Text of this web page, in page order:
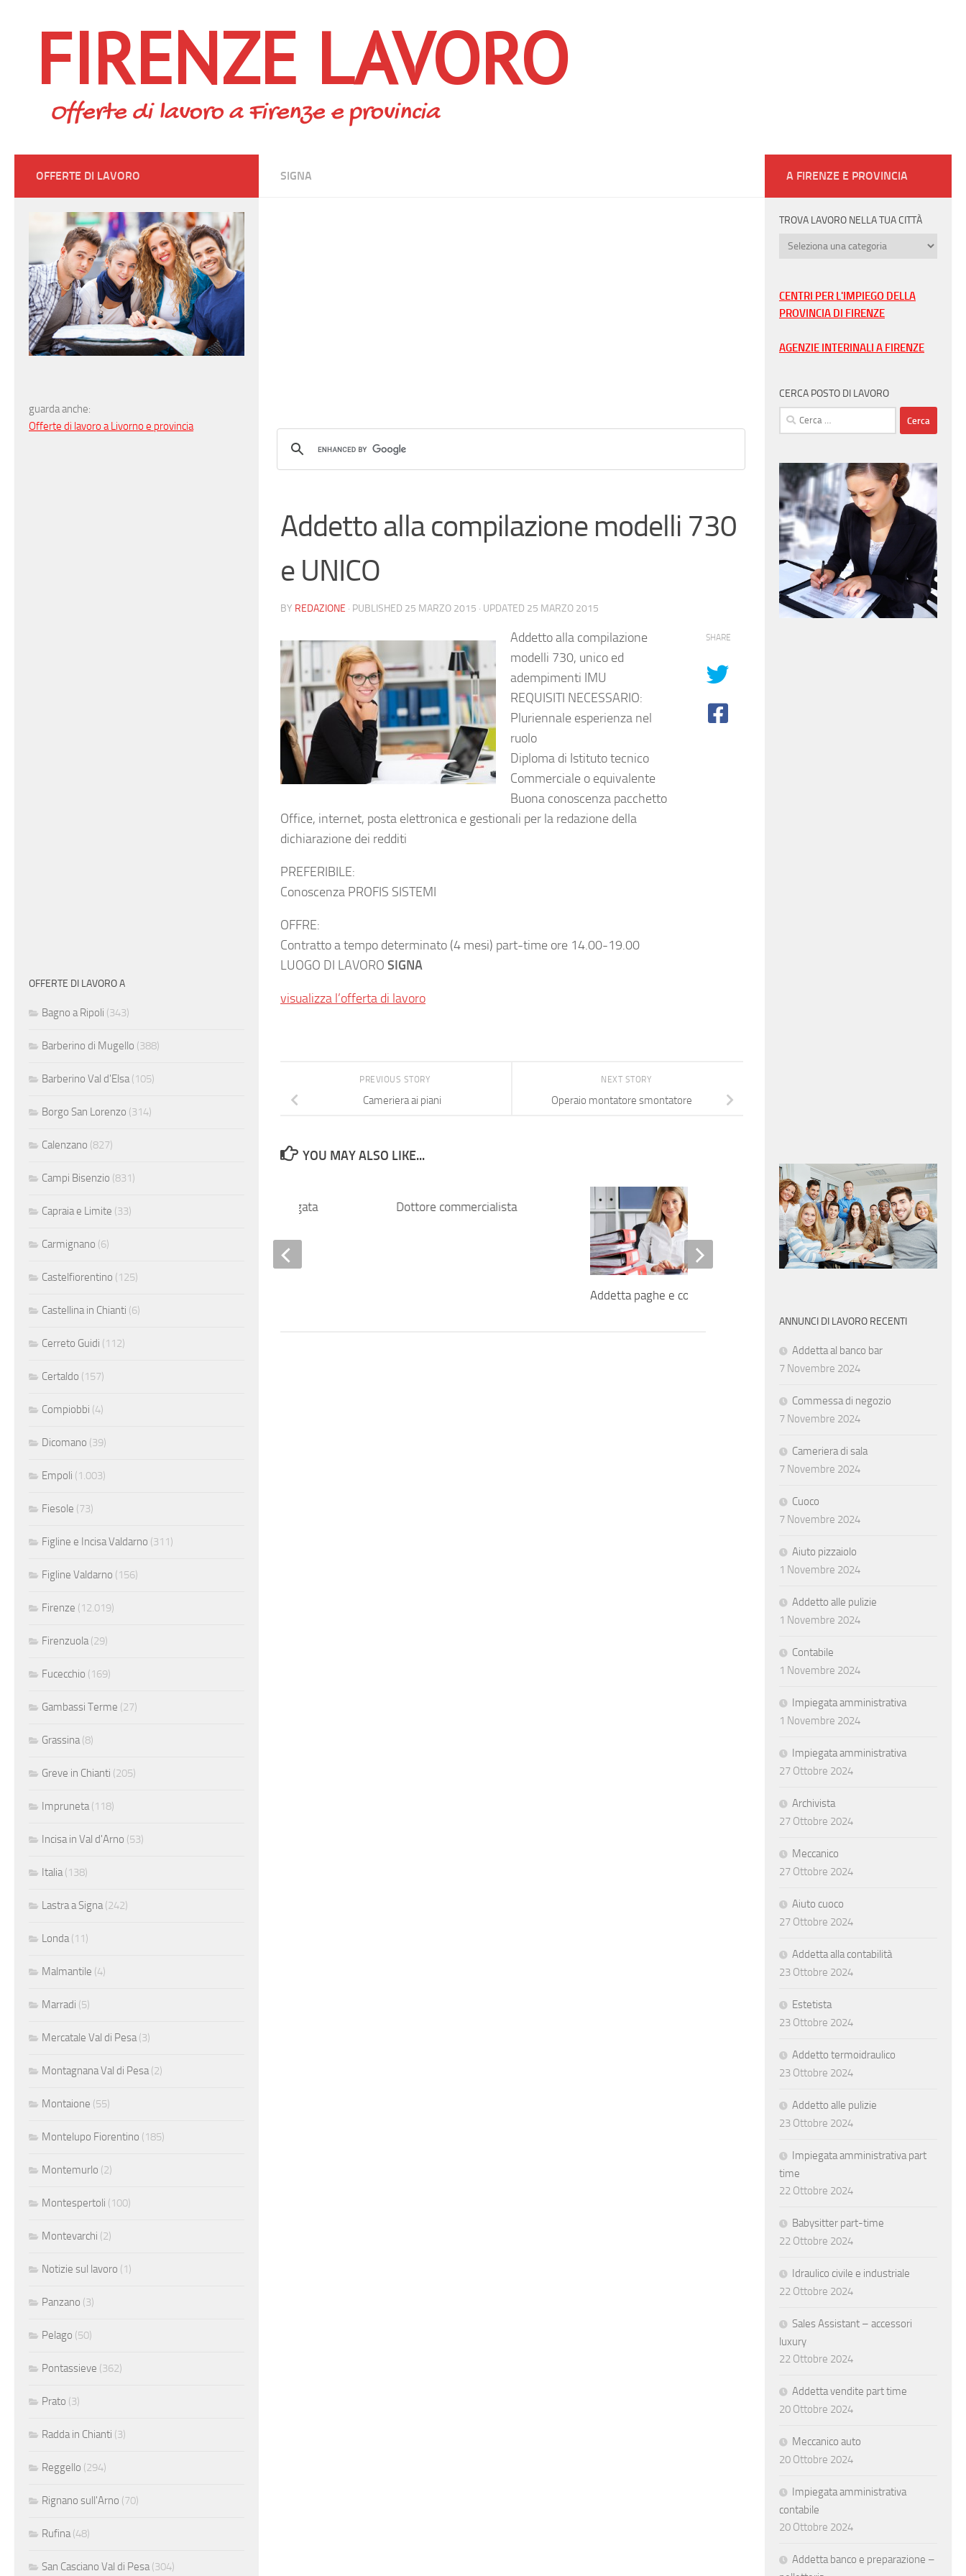
FIRENZE LAVORO
Offerte di lavoro a Firenze e provincia
SIGNA
Addetto alla compilazione modelli 730
e UNICO
BY REDAZIONE · PUBLISHED 25 MARZO 2015 · UPDATED 25 MARZO 2015
Addetto alla compilazione
modelli 730, unico ed
adempimenti IMU
REQUISITI NECESSARIO:
Pluriennale esperienza nel
ruolo
Diploma di Istituto tecnico
Commerciale o equivalente
Buona conoscenza pacchetto
Office, internet, posta elettronica e gestionali per la redazione della
dichiarazione dei redditi
PREFERIBILE:
Conoscenza PROFIS SISTEMI
OFFRE:
Contratto a tempo determinato (4 mesi) part-time ore 14.00-19.00
LUOGO DI LAVORO SIGNA
visualizza l’offerta di lavoro
SHARE
NEXT STORY
Operaio montatore smontatore
PREVIOUS STORY
Cameriera ai piani
YOU MAY ALSO LIKE...
Dottore commercialista
Addetta paghe e contributi
Apprendista impiegata
OFFERTE DI LAVORO
guarda anche:
Offerte di lavoro a Livorno e provincia
OFFERTE DI LAVORO A
Bagno a Ripoli (343)
Barberino di Mugello (388)
Barberino Val d'Elsa(105)
Borgo San Lorenzo (314)
Calenzano (827)
Campi Bisenzio (831)
Capraia e Limite (33)
Carmignano (6)
Castelfiorentino (125)
Castellina in Chianti (6)
Cerreto Guidi (112)
Certaldo (157)
Compiobbi (4)
Dicomano (39)
Empoli (1.003)
Fiesole (73)
Figline e Incisa Valdarno (311)
Figline Valdarno (156)
Firenze (12.019)
Firenzuola(29)
Fucecchio (169)
Gambassi Terme (27)
Grassina(8)
Greve in Chianti (205)
Impruneta(118)
Incisa in Val d'Arno (53)
Italia(138)
Lastra a Signa(242)
Londa(11)
Malmantile (4)
Marradi (5)
Mercatale Val di Pesa(3)
Montagnana Val di Pesa(2)
Montaione (55)
Montelupo Fiorentino (185)
Montemurlo (2)
Montespertoli (100)
Montevarchi (2)
Notizie sul lavoro (1)
Panzano (3)
Pelago (50)
Pontassieve (362)
Prato (3)
Radda in Chianti (3)
Reggello (294)
Rignano sull'Arno (70)
Rufina(48)
San Casciano Val di Pesa(304)
A FIRENZE E PROVINCIA
TROVA LAVORO NELLA TUA CITTÀ
Trova
tua
città
CENTRI PER L'IMPIEGO DELLA
PROVINCIA DI FIRENZE
AGENZIE INTERINALI A FIRENZE
CERCA POSTO DI LAVORO
Ricerca
per:
ANNUNCI DI LAVORO RECENTI
Addetta al banco bar
7 Novembre 2024
Commessa di negozio
7 Novembre 2024
Cameriera di sala
7 Novembre 2024
Cuoco
7 Novembre 2024
Aiuto pizzaiolo
1 Novembre 2024
Addetto alle pulizie
1 Novembre 2024
Contabile
1 Novembre 2024
Impiegata amministrativa
1 Novembre 2024
Impiegata amministrativa
27 Ottobre 2024
Archivista
27 Ottobre 2024
Meccanico
27 Ottobre 2024
Aiuto cuoco
27 Ottobre 2024
Addetta alla contabilità
23 Ottobre 2024
Estetista
23 Ottobre 2024
Addetto termoidraulico
23 Ottobre 2024
Addetto alle pulizie
23 Ottobre 2024
Impiegata amministrativa part
time
22 Ottobre 2024
Babysitter part-time
22 Ottobre 2024
Idraulico civile e industriale
22 Ottobre 2024
Sales Assistant – accessori
luxury
22 Ottobre 2024
Addetta vendite part time
20 Ottobre 2024
Meccanico auto
20 Ottobre 2024
Impiegata amministrativa
contabile
20 Ottobre 2024
Addetta banco e preparazione –